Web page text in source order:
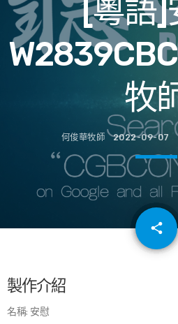
[粵語]
牧
何俊華牧師 2022-09-07
share
email
製作介紹
名稱: 安慰